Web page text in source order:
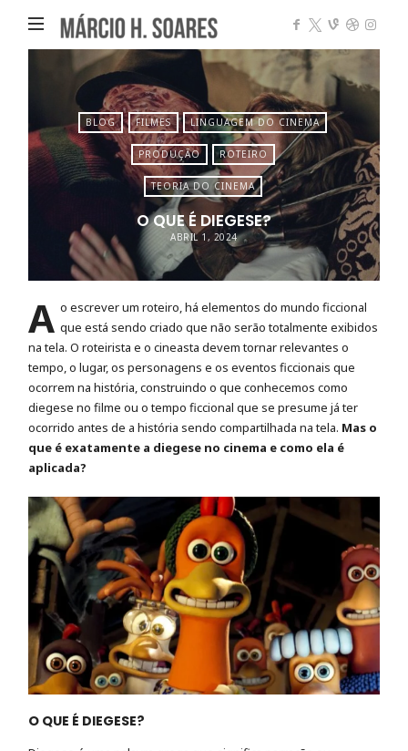
Márcio
Heleno
Soares
BLOG FILMES LINGUAGEM DO CINEMA
PRODUÇÃO ROTEIRO
TEORIA DO CINEMA
O QUE É DIEGESE?
ABRIL 1, 2024
A o escrever um roteiro, há elementos do mundo ficcional
que está sendo criado que não serão totalmente exibidos
na tela. O roteirista e o cineasta devem tornar relevantes o
tempo, o lugar, os personagens e os eventos ficcionais que
ocorrem na história, construindo o que conhecemos como
diegese no filme ou o tempo ficcional que se presume já ter
ocorrido antes de a história sendo compartilhada na tela. Mas o
que é exatamente a diegese no cinema e como ela é
aplicada?
O QUE É DIEGESE?